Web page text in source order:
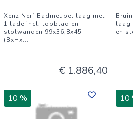
Xenz Nerf Badmeubel laag met
1 lade incl. topblad en
stolwanden 99x36,8x45
(BxHx...
€ 1.886,40
laag
en
10 % 10